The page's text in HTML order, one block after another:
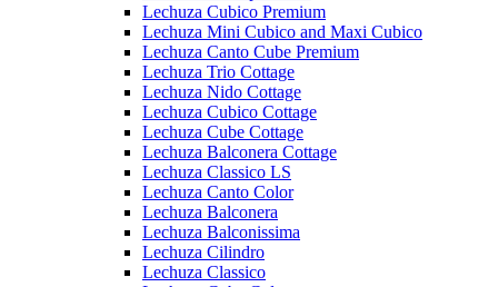
Lechuza Cubico Premium
Lechuza Mini Cubico and Maxi Cubico
Lechuza Canto Cube Premium
Lechuza Trio Cottage
Lechuza Nido Cottage
Lechuza Cubico Cottage
Lechuza Cube Cottage
Lechuza Balconera Cottage
Lechuza Classico LS
Lechuza Canto Color
Lechuza Balconera
Lechuza Balconissima
Lechuza Cilindro
Lechuza Classico